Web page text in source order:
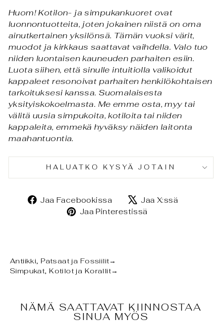
Huom! Kotilon- ja simpukankuoret ovat
luonnontuotteita, joten jokainen niistä on oma
ainutkertainen yksilönsä. Tämän vuoksi värit,
muodot ja kirkkaus saattavat vaihdella. Valo tuo
niiden luontaisen kauneuden parhaiten esiin.
Luota siihen, että sinulle intuitiolla valikoidut
kappaleet resonoivat parhaiten henkilökohtaisen
tarkoituksesi kanssa. Suomalaisesta
yksityiskokoelmasta. Me emme osta, myy tai
välitä uusia simpukoita, kotiloita tai niiden
kappaleita, emmekä hyväksy näiden laitonta
maahantuontia.
HALUATKO KYSYÄ JOTAIN
Jaa Facebookissa
Jaa
Facebookissa
Jaa X:ssä
Jaa Pinterestissä
Antiikki, Patsaat ja Fossiilit→
Simpukat, Kotilot ja Korallit→
NÄMÄ SAATTAVAT KIINNOSTAA
SINUA MYÖS